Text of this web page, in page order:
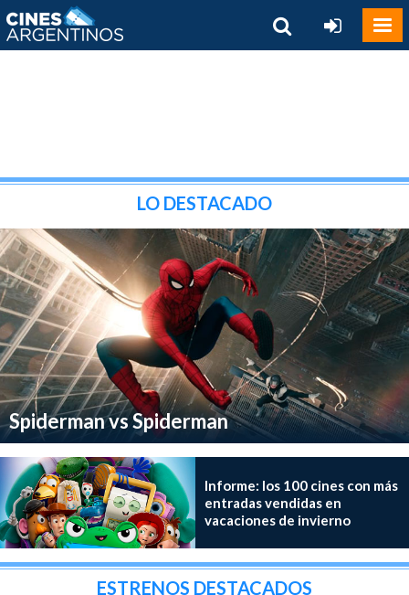
LO DESTACADO
Spiderman vs Spiderman
Informe: los 100 cines con más
entradas vendidas en
vacaciones de invierno
ESTRENOS DESTACADOS